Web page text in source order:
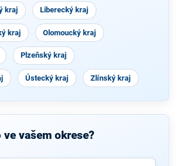
kraj Liberecký kraj
kraj Olomoucký kraj
Plzeňský kraj
Ústecký kraj Zlínský kraj
vašem okrese?